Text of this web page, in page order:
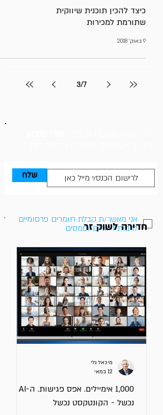
כיצד להכין תוכנית שיווקית
שתורמת למכירות
9 באוק׳ 2018
3/7
שלח
אני מאשר/ת קבלת חומרים פרסומיים
לרבות דיוורים וסמסים
חדירה לשוק זר
נכשל - הקונטקסט נכשל
מיכאל גלי
12 במאי